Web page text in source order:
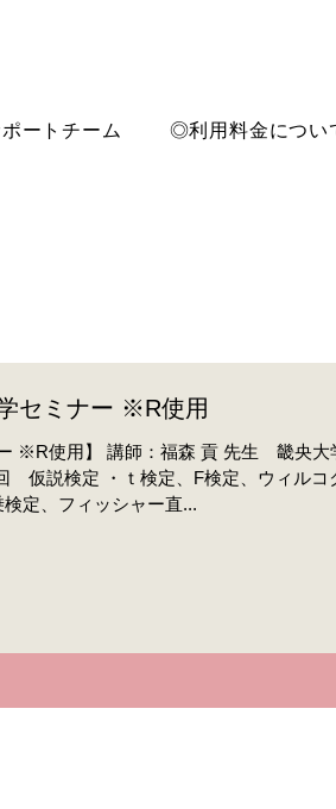
ートチーム ◎利用料金につい
セミナー ※R使用
※R使用】 講師：福森 貢 先生 畿央
定、フィッシャー直...